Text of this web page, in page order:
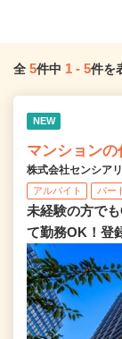
全 5件中 1 - 5件を
NEW
マンションの
株式会社センシア
アルバイト パー
未経験の方で
て勤務OK！登